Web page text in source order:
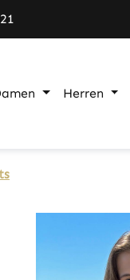
Herren